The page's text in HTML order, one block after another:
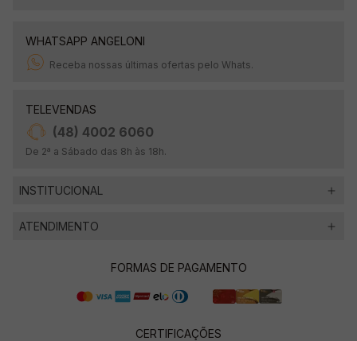
WHATSAPP ANGELONI
Receba nossas últimas ofertas pelo Whats.
TELEVENDAS
(48) 4002 6060
De 2ª a Sábado das 8h às 18h.
INSTITUCIONAL
ATENDIMENTO
FORMAS DE PAGAMENTO
CERTIFICAÇÕES